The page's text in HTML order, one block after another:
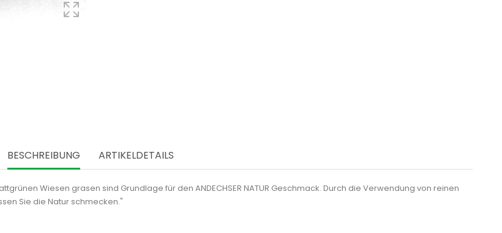
BESCHREIBUNG ARTIKELDETAILS
Wiesen grasen sind Grundlage für den ANDECHSER NATUR Geschmack. Durch die Verwendung von reinen
Sie die Natur schmecken."